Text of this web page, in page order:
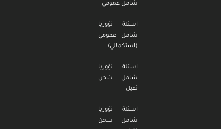
شامل عمومي
اسئلة تؤوريا
شامل عمومي
(استكمالي)
اسئلة تؤوريا
شامل شحن
ثقيل
اسئلة تؤوريا
شامل شحن